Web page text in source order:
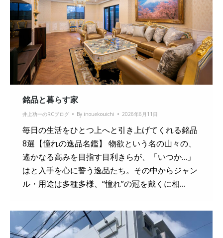
銘品と暮らす家
井上功一のRCブログ By inouekouichi 2026年6月11日
毎日の生活をひとつ上へと引き上げてくれる銘品
8選【憧れの逸品名鑑】 物欲という名の山々の、
遙かなる高みを目指す目利きらが、「いつか…」
はと入手を心に誓う逸品たち。その中からジャン
ル・用途は多種多様、“憧れ”の冠を戴くに相…